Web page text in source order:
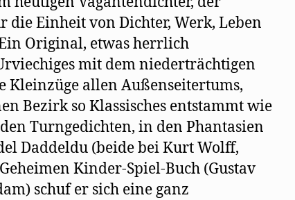
die Einheit von Dichter, Werk, Leben
Original, etwas herrlich
mit dem niederträchtigen
Kleinzüge allen Außenseitertums,
Bezirk so Klassisches entstammt wie
Turngedichten, in den Phantasien
Daddeldu (beide bei Kurt Wolff,
Kinder-Spiel-Buch (Gustav
schuf er sich eine ganz